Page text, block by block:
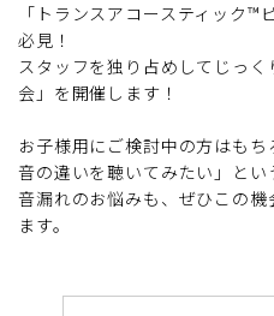
「トランスアコースティック™
必見！
スタッフを独り占めしてじっ
会」を開催します！
お子様用にご検討中の方はもち
音の違いを聴いてみたい」とい
音漏れのお悩みも、ぜひこの
ます。